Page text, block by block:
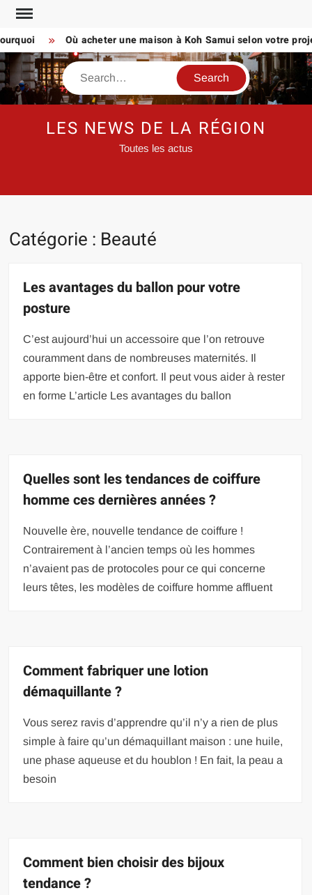
Skip
content
Où acheter une maison à Koh Samui selon votre projet
Search
LES NEWS DE LA RÉGION
Toutes les actus
Catégorie : Beauté
Les avantages du ballon pour votre
posture
C’est aujourd’hui un accessoire que l’on retrouve
couramment dans de nombreuses maternités. Il
apporte bien-être et confort. Il peut vous aider à rester
en forme L’article Les avantages du ballon
Quelles sont les tendances de coiffure
homme ces dernières années ?
Nouvelle ère, nouvelle tendance de coiffure !
Contrairement à l’ancien temps où les hommes
n’avaient pas de protocoles pour ce qui concerne
leurs têtes, les modèles de coiffure homme affluent
Comment fabriquer une lotion
démaquillante ?
Vous serez ravis d’apprendre qu’il n’y a rien de plus
simple à faire qu’un démaquillant maison : une huile,
une phase aqueuse et du houblon ! En fait, la peau a
besoin
Comment bien choisir des bijoux
tendance ?